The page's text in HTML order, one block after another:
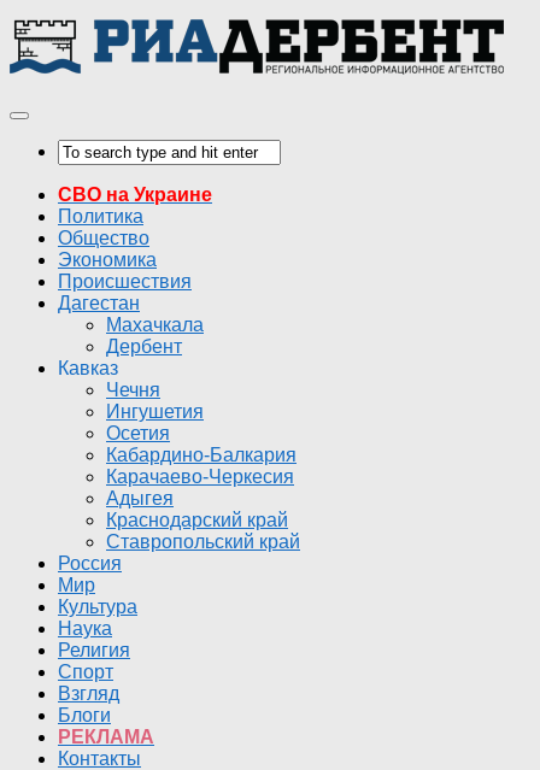
СВО на Украине
Политика
Общество
Экономика
Происшествия
Дагестан
Махачкала
Дербент
Кавказ
Чечня
Ингушетия
Осетия
Кабардино-Балкария
Карачаево-Черкесия
Адыгея
Краснодарский край
Ставропольский край
Россия
Мир
Культура
Наука
Религия
Спорт
Взгляд
Блоги
РЕКЛАМА
Контакты